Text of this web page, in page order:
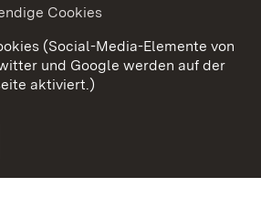
Barrierefreiheit
Cookies
Cookies
(Social-Media-Elemente von
und Google werden auf der
aktiviert.)